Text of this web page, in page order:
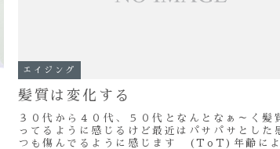
エイジング
髪質は変化する
３０代から４０代、５０代となんとなぁ～く髪
ってるように感じるけど最近はパサパサとした
つも傷んでるように感じます (ToT)年齢によ